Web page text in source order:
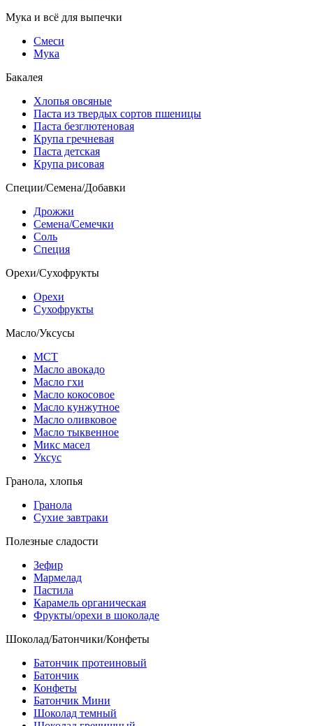
Мука и всё для выпечки
Смеси
Мука
Бакалея
Хлопья овсяные
Паста из твердых сортов пшеницы
Паста безглютеновая
Крупа гречневая
Паста детская
Крупа рисовая
Специи/Семена/Добавки
Дрожжи
Семена/Семечки
Соль
Специя
Орехи/Сухофрукты
Орехи
Сухофрукты
Масло/Уксусы
МСТ
Масло авокадо
Масло гхи
Масло кокосовое
Масло кунжутное
Масло оливковое
Масло тыквенное
Микс масел
Уксус
Гранола, хлопья
Гранола
Сухие завтраки
Полезные сладости
Зефир
Мармелад
Пастила
Карамель органическая
Фрукты/орехи в шоколаде
Шоколад/Батончики/Конфеты
Батончик протеиновый
Батончик
Конфеты
Батончик Мини
Шоколад темный